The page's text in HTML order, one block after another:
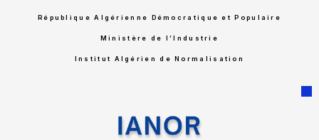
République Algérienne Démocratique et Populaire
Ministère de l’Industrie
Institut Algérien de Normalisation